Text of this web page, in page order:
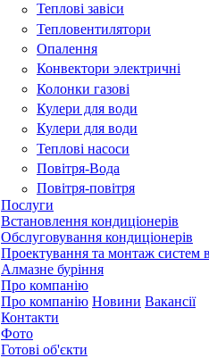
Теплові завіси
Тепловентилятори
Опалення
Конвектори электричні
Колонки газові
Кулери для води
Кулери для води
Теплові насоси
Повітря-Вода
Повітря-повітря
Послуги
Встановлення кондиціонерів
Обслуговування кондиціонерів
Проектування та монтаж систем
Алмазне буріння
Про компанію
Про компанію Новини Вакансії
Контакти
Фото
Готові об'єкти